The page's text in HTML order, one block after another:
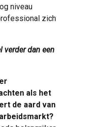
niveau
zich
verder dan een
als het
de aard van